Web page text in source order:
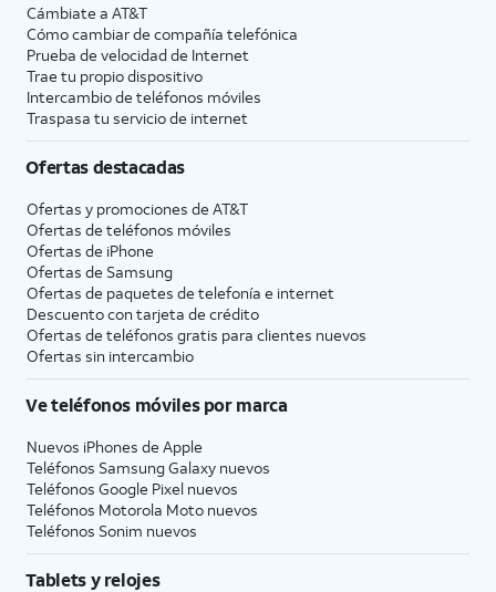
Cámbiate a AT&T
Cómo cambiar de compañía telefónica
Prueba de velocidad de Internet
Trae tu propio dispositivo
Intercambio de teléfonos móviles
Traspasa tu servicio de internet
Ofertas destacadas
Ofertas y promociones de AT&T
Ofertas de teléfonos móviles
Ofertas de iPhone
Ofertas de Samsung
Ofertas de paquetes de telefonía e internet
Descuento con tarjeta de crédito
Ofertas de teléfonos gratis para clientes nuevos
Ofertas sin intercambio
Ve teléfonos móviles por marca
Nuevos iPhones de Apple
Teléfonos Samsung Galaxy nuevos
Teléfonos Google Pixel nuevos
Teléfonos Motorola Moto nuevos
Teléfonos Sonim nuevos
Tablets y relojes